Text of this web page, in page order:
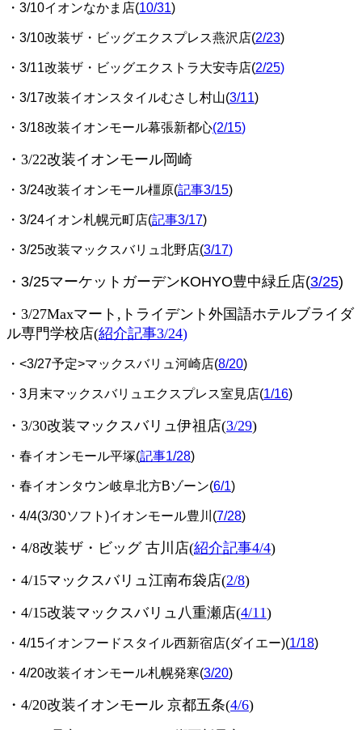
・3/10イオンなかま店(10/31)
・3/10改装ザ・ビッグエクスプレス燕沢店(2/23)
・3/11改装ザ・ビッグエクストラ大安寺店(2/25)
・3/17改装イオンスタイルむさし村山(3/11)
・3/18改装イオンモール幕張新都心(2/15)
・3/22改装イオンモール岡崎
・3/24改装イオンモール橿原(記事3/15)
・3/24イオン札幌元町店(記事3/17)
・3/25改装マックスバリュ北野店(3/17)
・3/25マーケットガーデンKOHYO豊中緑丘店(3/25)
・3/27Maxマート,トライデント外国語ホテルブライダ
ル専門学校店(紹介記事3/24)
・<3/27予定>マックスバリュ河崎店(8/20)
・3月末マックスバリュエクスプレス室見店(1/16)
・3/30改装マックスバリュ伊祖店(3/29)
・春イオンモール平塚(記事1/28)
・春イオンタウン岐阜北方Bゾーン(6/1)
・4/4(3/30ソフト)イオンモール豊川(7/28)
・4/8改装ザ・ビッグ 古川店(紹介記事4/4)
・4/15マックスバリュ江南布袋店(2/8)
・4/15改装マックスバリュ八重瀬店(4/11)
・4/15イオンフードスタイル西新宿店(ダイエー)(1/18)
・4/20改装イオンモール札幌発寒(3/20)
・4/20改装イオンモール 京都五条(4/6)